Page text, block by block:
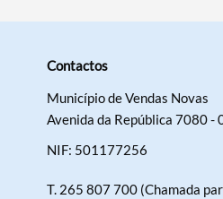
Contactos
Município de Vendas Novas
Avenida da República 7080 -
NIF: 501177256
T. 265 807 700 (Chamada